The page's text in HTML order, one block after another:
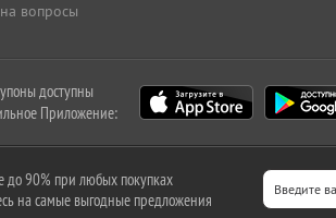
вопросы
доступны
Приложение:
до 90% при любых покупках
на самые выгодные предложения